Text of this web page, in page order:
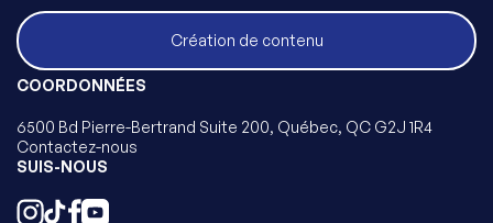
Création de contenu
COORDONNÉES
6500 Bd Pierre-Bertrand Suite 200, Québec, QC G2J 1R4
Contactez-nous
SUIS-NOUS